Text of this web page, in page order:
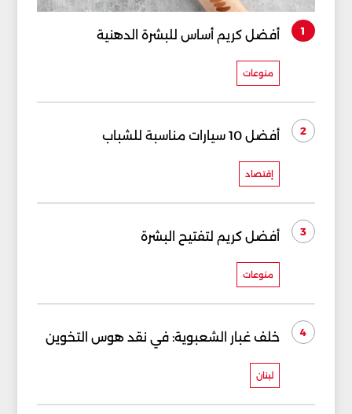
1 أفضل كريم أساس للبشرة الدهنية
منوعات
2 أفضل 10 سيارات مناسبة للشباب
إقتصاد
3 أفضل كريم لتفتيح البشرة
منوعات
4 خلف غبار الشعبوية: في نقد هوس التخوين
لبنان